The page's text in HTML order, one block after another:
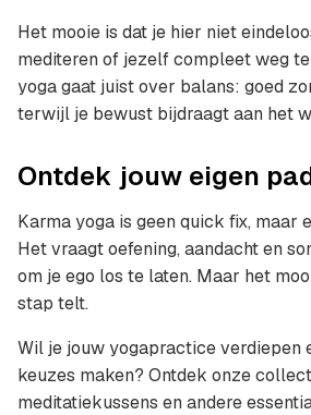
Het mooie is dat je hier niet
mediteren of jezelf compleet weg
yoga gaat juist over balans: goed
terwijl je bewust bijdraagt aan het
Ontdek jouw eigen
Karma yoga is geen quick fix, maar
Het vraagt oefening, aandacht en
om je ego los te laten. Maar het
stap telt.
Wil je jouw yogapractice verdiepen
keuzes maken? Ontdek onze
meditatiekussens en andere